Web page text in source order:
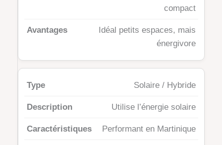
compact
Idéal petits espaces, mais
énergivore
Solaire / Hybride
Utilise l’énergie solaire
Performant en Martinique